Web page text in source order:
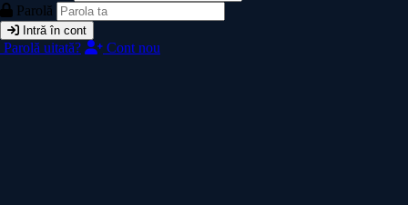
Parolă
Intră în cont
Parolă uitată? Cont nou